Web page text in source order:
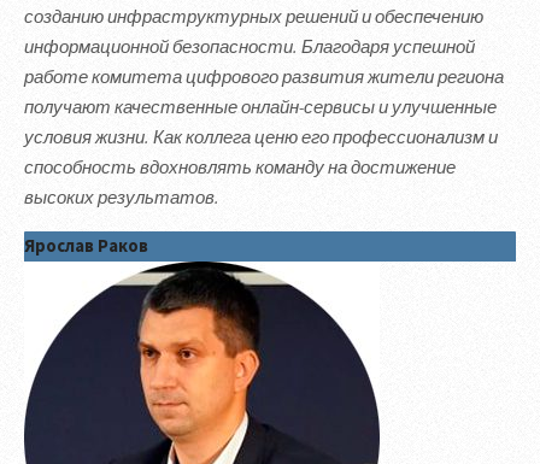
созданию инфраструктурных решений и обеспечению
информационной безопасности. Благодаря успешной
работе комитета цифрового развития жители региона
получают качественные онлайн-сервисы и улучшенные
условия жизни. Как коллега ценю его профессионализм и
способность вдохновлять команду на достижение
высоких результатов.
Ярослав Раков